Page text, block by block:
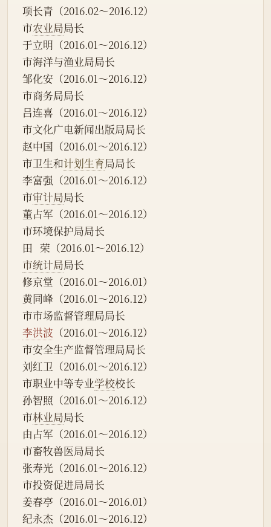
项长青（2016.02～2016.12）
市农业局局长
于立明（2016.01～2016.12）
市海洋与渔业局局长
邹化安（2016.01～2016.12）
市商务局局长
吕连喜（2016.01～2016.12）
市文化广电新闻出版局局长
赵中国（2016.01～2016.12）
市卫生和计划生育局局长
李富强（2016.01～2016.12）
市审计局局长
董占军（2016.01～2016.12）
市环境保护局局长
田   荣（2016.01～2016.12）
市统计局局长
修京堂（2016.01～2016.01）
黄同峰（2016.01～2016.12）
市市场监督管理局局长
李洪波 （2016.01～2016.12）
市安全生产监督管理局局长
刘红卫（2016.01～2016.12）
市职业中等专业学校校长
孙智照（2016.01～2016.12）
市林业局局长
由占军（2016.01～2016.12）
市畜牧兽医局局长
张寿光（2016.01～2016.12）
市投资促进局局长
姜春亭（2016.01～2016.01）
纪永杰（2016.01～2016.12）